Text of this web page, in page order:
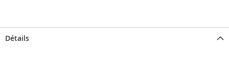
Détails